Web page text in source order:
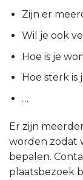
Zijn er
Wil je ook
Hoe is je
Hoe sterk
…
Er zijn
worden zodat
bepalen.
plaatsbezoek